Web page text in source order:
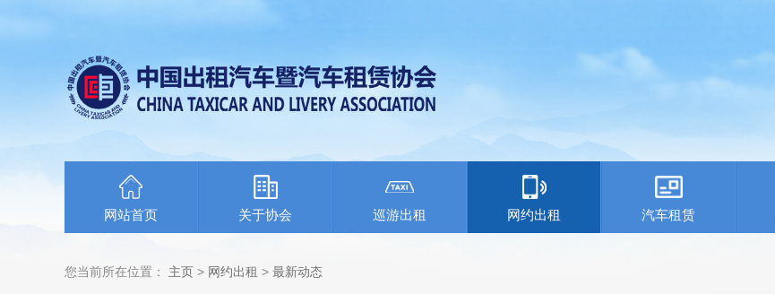
网站首页 关于协会 巡游出租 网约出租 汽车租赁
您当前所在位置： 主页 > 网约出租 > 最新动态